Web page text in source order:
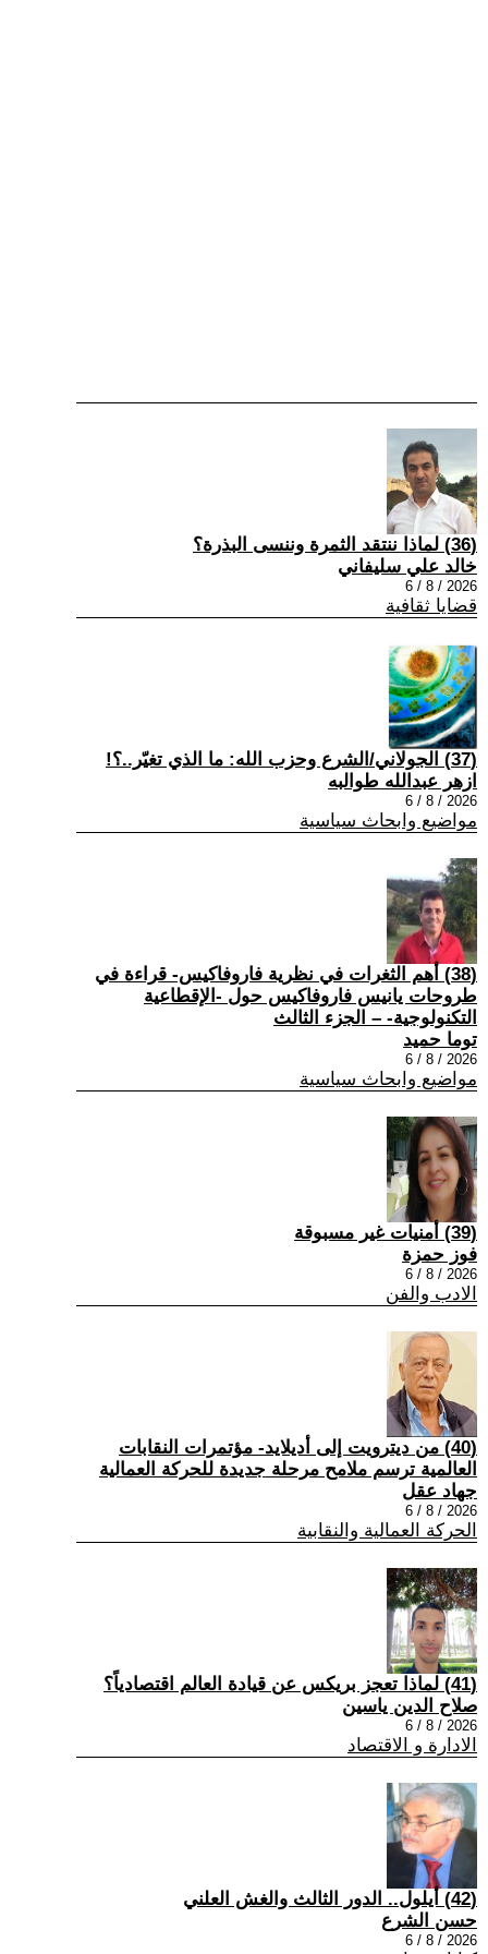
(36) لماذا ننتقد الثمرة وننسى البذرة؟
خالد علي سليفاني
2026 / 8 / 6
قضايا ثقافية
(37) الجولاني/الشرع وحزب الله: ما الذي تغيّر..؟!
ازهر عبدالله طوالبه
2026 / 8 / 6
مواضيع وابحاث سياسية
(38) أهم الثغرات في نظرية فاروفاكيس- قراءة في
طروحات يانيس فاروفاكيس حول -الإقطاعية
التكنولوجية- – الجزء الثالث
توما حميد
2026 / 8 / 6
مواضيع وابحاث سياسية
(39) أمنيات غير مسبوقة
فوز حمزة
2026 / 8 / 6
الادب والفن
(40) من ديترويت إلى أديلايد- مؤتمرات النقابات
العالمية ترسم ملامح مرحلة جديدة للحركة العمالية
جهاد عقل
2026 / 8 / 6
الحركة العمالية والنقابية
(41) لماذا تعجز بريكس عن قيادة العالم اقتصادياً؟
صلاح الدين ياسين
2026 / 8 / 6
الادارة و الاقتصاد
(42) أيلول.. الدور الثالث والغش العلني
حسن الشرع
2026 / 8 / 6